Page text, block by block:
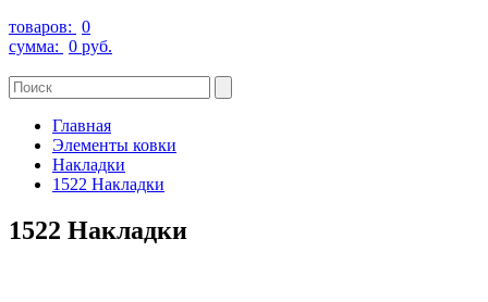
товаров: 0
сумма: 0 руб.
Главная
Элементы ковки
Накладки
1522 Накладки
1522 Накладки